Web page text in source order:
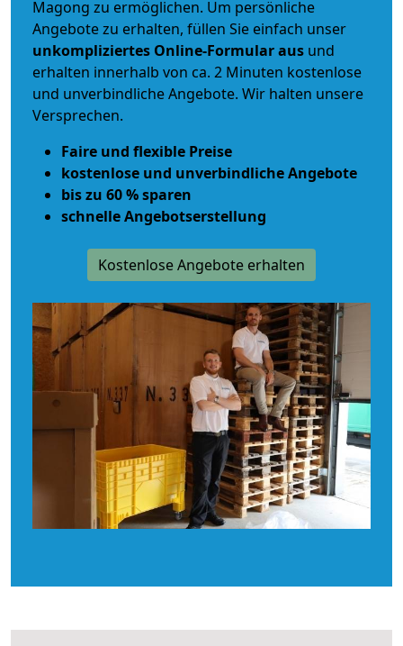
Magong zu ermöglichen. Um persönliche
Angebote zu erhalten, füllen Sie einfach unser
unkompliziertes Online-Formular aus und
erhalten innerhalb von ca. 2 Minuten kostenlose
und unverbindliche Angebote. Wir halten unsere
Versprechen.
Faire und flexible Preise
kostenlose und unverbindliche Angebote
bis zu 60 % sparen
schnelle Angebotserstellung
Kostenlose Angebote erhalten